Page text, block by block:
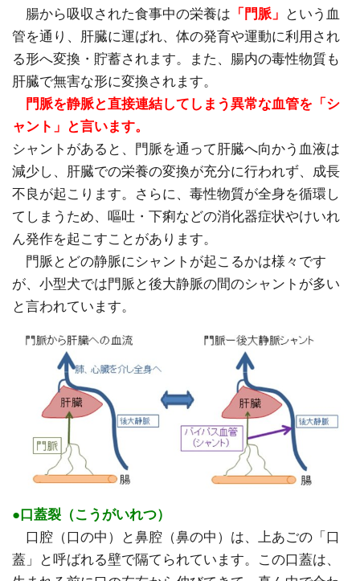
腸から吸収された食事中の栄養は 「門脈」
という血
管を通り、肝臓に運ばれ、体の発育や運動に利用され
る形へ変換・貯蓄されます。また、腸内の毒性物質も
肝臓で無害な形に変換されます。
門脈を静脈と直接連結してしまう異常な血管を「シ
ャント」と言います。
シャントがあると、門脈を通って肝臓へ向かう血液は
減少し、肝臓での栄養の変換が充分に行われず、成長
不良が起こります。さらに、毒性物質が全身を循環し
てしまうため、嘔吐・下痢などの消化器症状やけいれ
ん発作を起こすことがあります。
門脈とどの静脈にシャントが起こるかは様々です
が、小型犬では門脈と後大静脈の間のシャントが多い
と言われています。
●口蓋裂（こうがいれつ）
口腔（口の中）と鼻腔（鼻の中）は、上あごの「口
蓋」と呼ばれる壁で隔てられています。この口蓋は、